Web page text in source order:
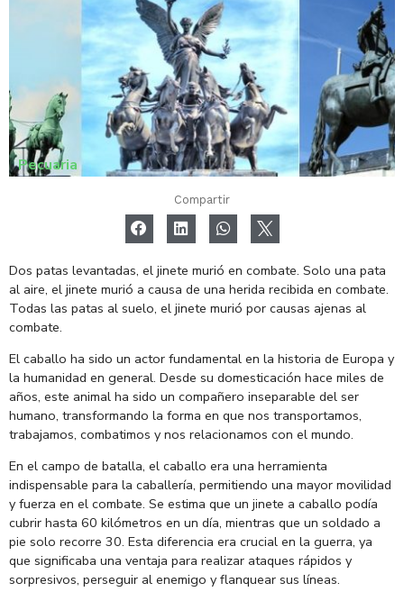
Pecuaria
Compartir
Dos patas levantadas, el jinete murió en combate. Solo una pata
al aire, el jinete murió a causa de una herida recibida en combate.
Todas las patas al suelo, el jinete murió por causas ajenas al
combate.
El caballo ha sido un actor fundamental en la historia de Europa y
la humanidad en general. Desde su domesticación hace miles de
años, este animal ha sido un compañero inseparable del ser
humano, transformando la forma en que nos transportamos,
trabajamos, combatimos y nos relacionamos con el mundo.
En el campo de batalla, el caballo era una herramienta
indispensable para la caballería, permitiendo una mayor movilidad
y fuerza en el combate. Se estima que un jinete a caballo podía
cubrir hasta 60 kilómetros en un día, mientras que un soldado a
pie solo recorre 30. Esta diferencia era crucial en la guerra, ya
que significaba una ventaja para realizar ataques rápidos y
sorpresivos, perseguir al enemigo y flanquear sus líneas.